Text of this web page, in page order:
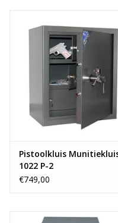
binnenkluisjes
- luxe hendel met Huntersafes
logo
- grijs antraciet
- klasse S-1
- 35 cm diep
TOEVOEGEN AAN
Pistoolkluis
1022 P-2
€749,00